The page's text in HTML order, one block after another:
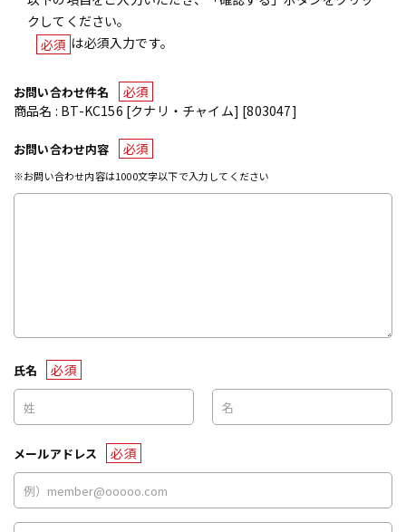
クしてください。
必須 は必須入力です。
お問い合わせ件名
必須
商品名 : BT-KC156 [クナリ・チャイム] [803047]
お問い合わせ内容 必須
※お問い合わせ内容は1000文字以下で入力してください
氏名 必須
メールアドレス 必須